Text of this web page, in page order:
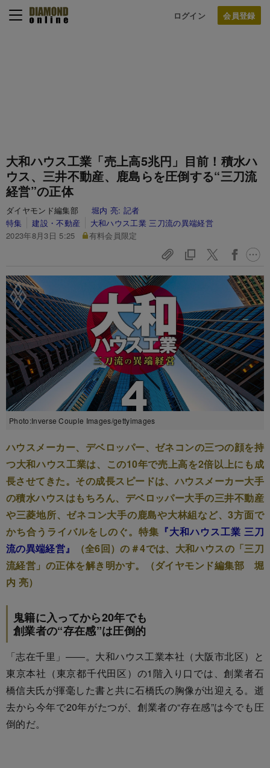
ログイン
大和ハウス工業「売上高5兆円」目前！積水ハ
ウス、三井不動産、鹿島らを圧倒する“三刀流
経営”の正体
ダイヤモンド編集部 堀内 亮: 記者
特集
建設・不動産
大和ハウス工業 三刀流の異端経営
2023年8月3日 5:25
有料会員限定
Photo:Inverse Couple Images/gettyimages
ハウスメーカー、デベロッパー、ゼネコンの三つの顔を持
つ大和ハウス工業は、この10年で売上高を2倍以上にも成
長させてきた。その成長スピードは、ハウスメーカー大手
の積水ハウスはもちろん、デベロッパー大手の三井不動産
や三菱地所、ゼネコン大手の鹿島や大林組など、3方面で
かち合うライバルをしのぐ。特集 『大和ハウス工業 三刀
流の異端経営』
（全6回）の＃4では、大和ハウスの「三刀
流経営」の正体を解き明かす。（ダイヤモンド編集部 堀
内 亮）
鬼籍に入ってから20年でも
創業者の“存在感”は圧倒的
「志在千里」――。大和ハウス工業本社（大阪市北区）と
東京本社（東京都千代田区）の1階入り口では、創業者石
橋信夫氏が揮毫した書と共に石橋氏の胸像が出迎える。逝
去から今年で20年がたつが、創業者の“存在感”は今でも圧
倒的だ。